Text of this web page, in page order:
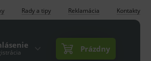
Rady a tipy Reklamácia Kontakty
Prázdny